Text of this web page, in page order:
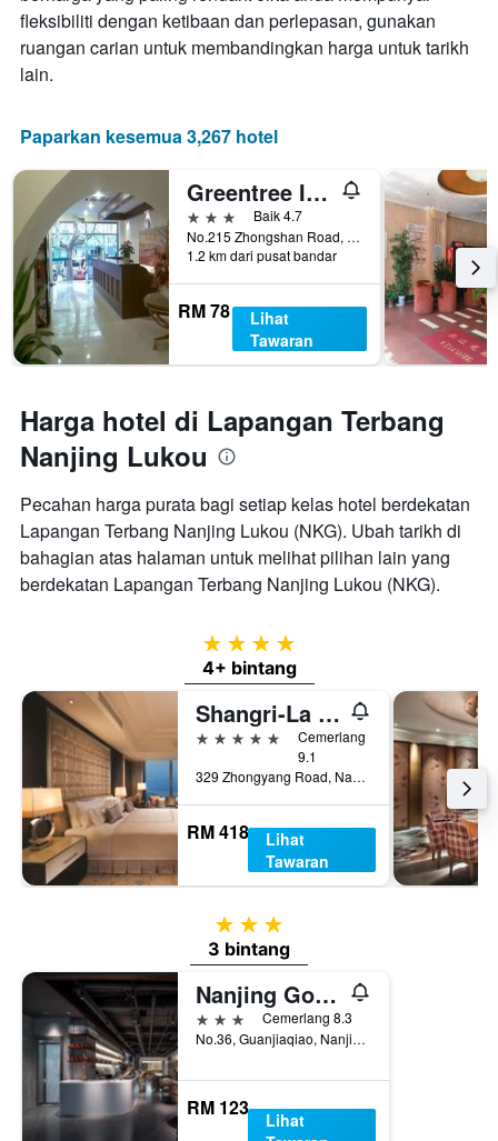
fleksibiliti dengan ketibaan dan perlepasan, gunakan
ruangan carian untuk membandingkan harga untuk tarikh
lain.
Paparkan kesemua 3,267 hotel
Greentree Inn Nanjing Cloth City
3 bintangBaik 4.7
No.215 Zhongshan Road, Nanjing, Cina
1.2 km dari pusat bandar
RM 78
Lihat
Tawaran
Harga hotel di Lapangan Terbang
Nanjing Lukou
Pecahan harga purata bagi setiap kelas hotel berdekatan
Lapangan Terbang Nanjing Lukou (NKG). Ubah tarikh di
bahagian atas halaman untuk melihat pilihan lain yang
berdekatan Lapangan Terbang Nanjing Lukou (NKG).
4 bintang
4+ bintang
Shangri-La Nanjing
5 bintang
Cemerlang
9.1
329 Zhongyang Road, Nanjing, Cina
RM 418
Lihat
Tawaran
3 bintang
3 bintang
Nanjing Gold Star Hotel
3 bintangCemerlang 8.3
No.36, Guanjiaqiao, Nanjing, Cina
RM 123
Lihat